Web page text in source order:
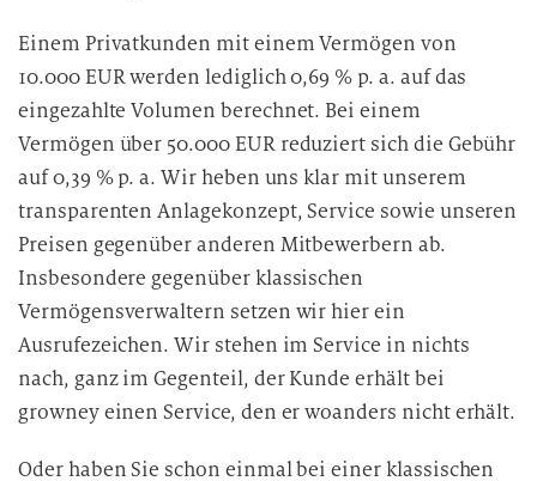
Einem Privatkunden mit einem Vermögen von
10.000 EUR werden lediglich 0,69 % p. a. auf das
eingezahlte Volumen berechnet. Bei einem
Vermögen über 50.000 EUR reduziert sich die Gebühr
auf 0,39 % p. a. Wir heben uns klar mit unserem
transparenten Anlagekonzept, Service sowie unseren
Preisen gegenüber anderen Mitbewerbern ab.
Insbesondere gegenüber klassischen
Vermögensverwaltern setzen wir hier ein
Ausrufezeichen. Wir stehen im Service in nichts
nach, ganz im Gegenteil, der Kunde erhält bei
growney einen Service, den er woanders nicht erhält.
Oder haben Sie schon einmal bei einer klassischen